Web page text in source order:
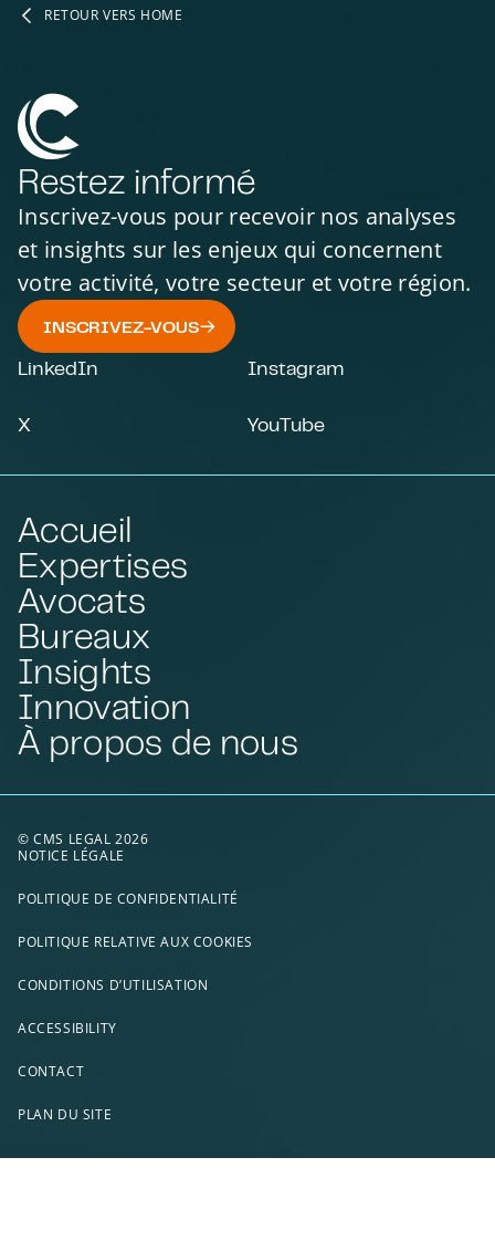
RETOUR VERS HOME
Restez informé
Inscrivez-vous pour recevoir nos analyses
et insights sur les enjeux qui concernent
votre activité, votre secteur et votre région.
INSCRIVEZ-VOUS
LinkedIn Instagram
X YouTube
Accueil
Expertises
Avocats
Bureaux
Insights
Innovation
À propos de nous
© CMS LEGAL 2026
NOTICE LÉGALE
POLITIQUE DE CONFIDENTIALITÉ
POLITIQUE RELATIVE AUX COOKIES
CONDITIONS D’UTILISATION
ACCESSIBILITY
CONTACT
PLAN DU SITE